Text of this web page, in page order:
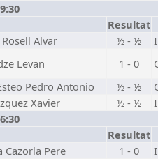
Resultat
Alvar ½ - ½
Levan 1 - 0
Pedro Antonio ½ - ½
Xavier ½ - ½
Resultat
Cazorla Pere 1 - 0